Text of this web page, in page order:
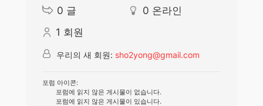
0 글 0 온라인
1 회원
우리의 새 회원: sho2yong@gmail.com
포럼 아이콘:
포럼에 읽지 않은 게시물이 없습니다.
포럼에 읽지 않은 게시물이 있습니다.